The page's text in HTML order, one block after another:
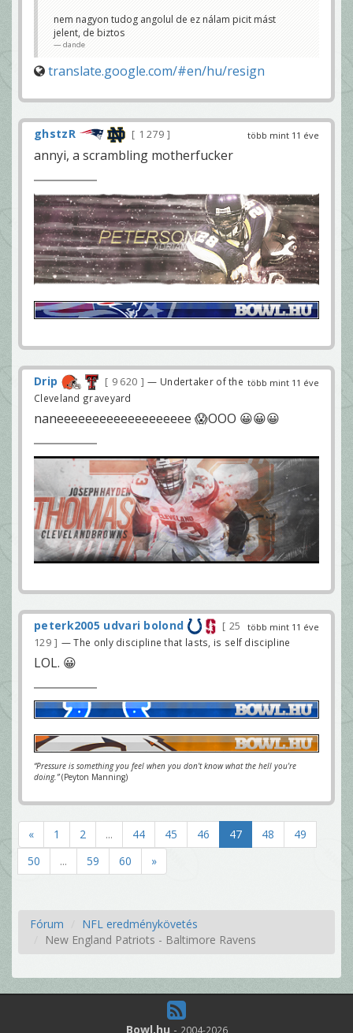
nem nagyon tudog angolul de ez nálam picit mást
jelent, de biztos
dande
translate.google.com/#en/hu/resign
több mint 11 éve
ghstzR 1 279
annyi, a scrambling motherfucker
több mint 11 éve
Drip 9 620
— Undertaker of the
Cleveland graveyard
naneeeeeeeeeeeeeeeeeee 😱OOO 😀😀😀
több mint 11 éve
peterk2005 udvari bolond
25
129
— The only discipline that lasts, is self discipline
LOL. 😀
“Pressure is something you feel when you don't know what the hell you're
doing.”(Peyton Manning)
« 1 2 ... 44 45 46 47 48
49
50
... 59 60 »
Fórum
NFL eredménykövetés
New England Patriots - Baltimore Ravens
Bowl.hu - 2004-2026